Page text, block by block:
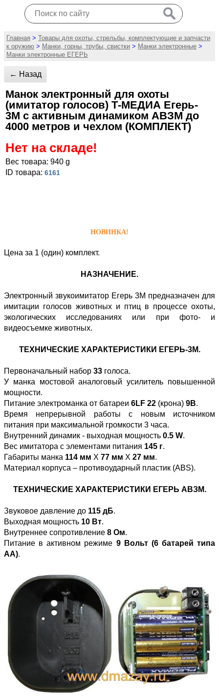
Главная > Товары для охоты, стрельбы, комплектующие и запчасти
к оружию > Манки, горны, трубы, свистки > Манки электронные >
Манки электронные ЕГЕРЬ
← Назад
Манок электронный для охоты
(имитатор голосов) Т-МЕДИА Егерь-
3М с активным динамиком АВЗМ до
4000 метров и чехлом (КОМПЛЕКТ)
Нет на складе!
Вес товара: 940 g
ID товара: 6161
НОВИНКА!
Цена за 1 (один) комплект.
НАЗНАЧЕНИЕ.
Электронный звукоимитатор Егерь 3М предназначен для
имитации голосов животных и птиц в процессе охоты,
экологических исследованиях или при фото- и
видеосъемке животных.
ТЕХНИЧЕСКИЕ ХАРАКТЕРИСТИКИ ЕГЕРЬ-3М.
Первоначальный набор 33 голоса.
У манка мостовой аналоговый усилитель повышенной
мощности.
Питание электроманка от батареи 6LF 22 (крона) 9В.
Время непрерывной работы с новым источником
питания при максимальной громкости 3 часа.
Внутренний динамик - выходная мощность 0.5 W.
Вес имитатора с элементами питания 145 г.
Габариты манка 114 мм Х 77 мм Х 27 мм.
Материал корпуса – противоударный пластик (ABS).
ТЕХНИЧЕСКИЕ ХАРАКТЕРИСТИКИ ЕГЕРЬ АВЗМ.
Звуковое давление до 115 дБ.
Выходная мощность 10 Вт.
Внутреннее сопротивление 8 Ом.
Питание в активном режиме 9 Вольт (6 батарей типа
AA).